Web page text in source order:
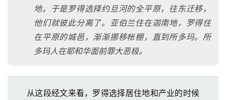
地。于是罗得选择约旦河的全平原，往东迁移，
他们就彼此分离了。亚伯兰住在迦南地，罗得住
在平原的城邑，渐渐挪移帐棚，直到所多玛。所
多玛人在耶和华面前罪大恶极。
从这段经文来看，罗得选择居住地和产业的时候